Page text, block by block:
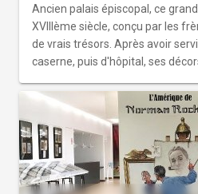
Ancien palais épiscopal, ce
XVIIIème siècle, conçu par les
de vrais trésors. Après avoir
caserne, puis d'hôpital, ses
siècle : La chapelle, par
surmonté de la toile de Suvée
vénérant les reliques de la
par Babel (1772) mais reçut,
19e siècle, un tabernacle de
tapisseries, un tapis